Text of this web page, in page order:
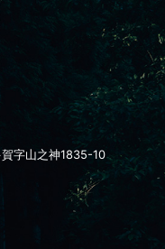
字山之神1835-10